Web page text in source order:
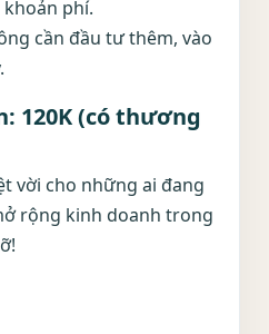
phí.
cần đầu tư thêm, vào
120K(có thương
vời cho những ai đang
rộng kinh doanh trong